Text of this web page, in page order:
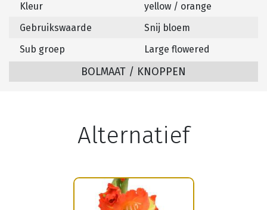
Kleur
yellow / orange
Gebruikswaarde
Snij bloem
Sub groep
Large flowered
BOLMAAT / KNOPPEN
Alternatief